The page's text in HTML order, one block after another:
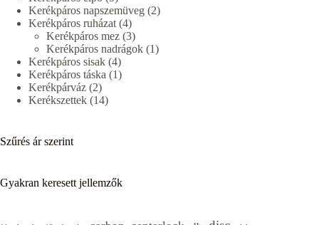
termék
Kerékpáros napszemüveg 22
Kerékpáros ruházat 44
termék
Kerékpáros mez 33
termék
Kerékpáros nadrágok 11
Kerékpáros sisak 44
termék
Kerékpáros táska 11
Kerékpárváz 22
termék
Kerékszettek 1414
Szűrés ár szerint
Gyakran keresett jellemzők